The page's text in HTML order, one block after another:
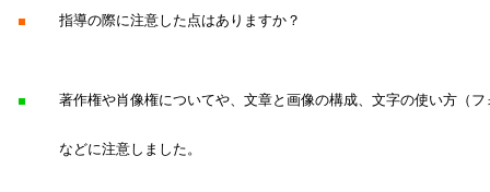
■ 指導の際に注意した点はありますか？
■ 著作権や肖像権についてや、文章と画像の構成、文字の使い方（
などに注意しました。